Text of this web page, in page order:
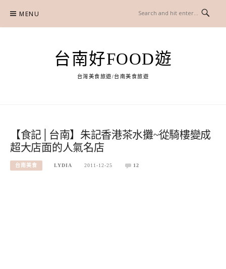
content
MENU
台南好FOOD遊
台灣美食旅遊/台南美食旅遊
【食記│台南】朱記香港茶水攤~從騎樓變成
超大店面的人氣名店
台南美食 LYDIA 2011-12-25 12